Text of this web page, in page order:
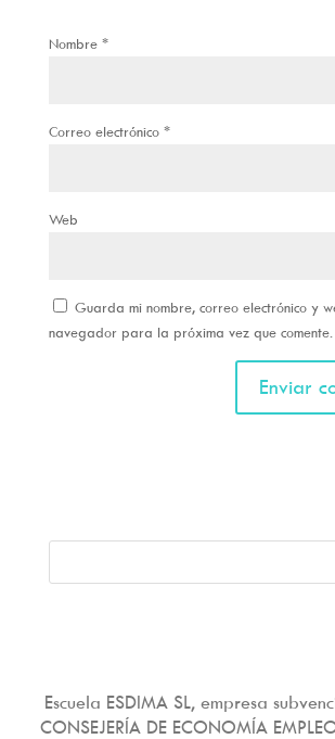
Nombre *
Correo electrónico *
Web
Guarda mi nombre, correo electrónico y
navegador para la próxima vez que comente.
Escuela ESDIMA SL, empresa
CONSEJERÍA DE ECONOMÍA